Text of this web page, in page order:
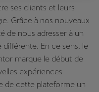
ses clients et leurs
Grâce à nos nouveaux
de nous adresser à un
En ce sens, le
marque le début de
expériences
de cette plateforme un